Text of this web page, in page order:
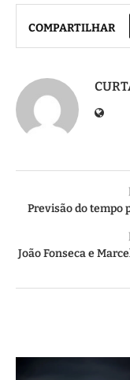
COMPARTILHAR
Previsão do tempo
João Fonseca e